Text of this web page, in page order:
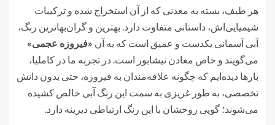
هر طیف، بسته به معدنی که از آن استخراج شده و ترکیبات
شیمیایی‌اش، داستانی متفاوت دارد. بهترین و گران‌بهاترین رنگ،
آبی آسمانی یکدست و عمیق است که به آن «فیروزه عجمی»
می‌گویند و خاص معادن نیشابور است. در تجربه ما در کاملیا،
بارها دیده‌ایم که چگونه علاقه‌مندان به فیروزه، حتی بدون دانش
تخصصی، به طور غریزی به سمت این رنگ آبی خالص کشیده
می‌شوند؛ گویی روحشان با این رنگ ارتباطی دیرینه دارد.